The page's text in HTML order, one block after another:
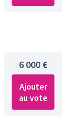
6 000 €
Ajouter
au vote